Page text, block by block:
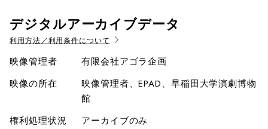
デジタルアーカイブデータ
利用方法／利用条件について
映像管理者
有限会社アゴラ企画
映像の所在
映像管理者、EPAD、早稲田大学演劇博物
館
権利処理状況
アーカイブのみ